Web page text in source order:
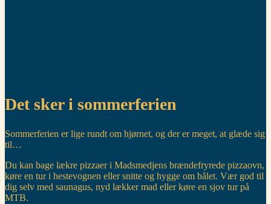
Det sker i sommerferien
Sommerferien er lige rundt om hjørnet, og der er meget, at glæde sig
til…
Du kan bage lækre pizzaer i Madsmedjens brændefryrede pizzaovn,
køre en tur i hestevognen eller snitte og hygge om bålet. Vær god til
dig selv med saunagus, nyd lækker mad eller køre en sjov tur på
MTB.